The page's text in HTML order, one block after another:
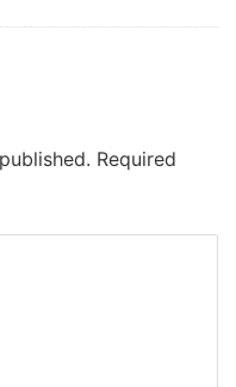
Required